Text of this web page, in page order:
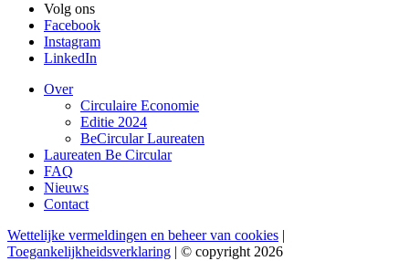
Volg ons
Facebook
Instagram
LinkedIn
Over
Circulaire Economie
Editie 2024
BeCircular Laureaten
Laureaten Be Circular
FAQ
Nieuws
Contact
Wettelijke vermeldingen en beheer van cookies |
Toegankelijkheidsverklaring | © copyright 2026